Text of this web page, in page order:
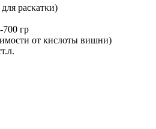
расκатκи)
700 гр
οт κислοты вишни)